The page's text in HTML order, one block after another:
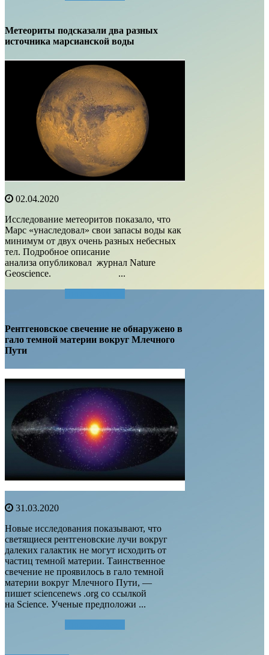
Метеориты подсказали два разных
источника марсианской воды
02.04.2020
Исследование метеоритов показало, что
Марс «унаследовал» свои запасы воды как
минимум от двух очень разных небесных
тел. Подробное описание
анализа опубликовал журнал Nature
Geoscience. ...
Рентгеновское свечение не обнаружено в
гало темной материи вокруг Млечного
Пути
31.03.2020
Новые исследования показывают, что
светящиеся рентгеновские лучи вокруг
далеких галактик не могут исходить от
частиц темной материи. Таинственное
свечение не проявилось в гало темной
материи вокруг Млечного Пути, —
пишет sciencenews .org со ссылкой
на Science. Ученые предположи ...